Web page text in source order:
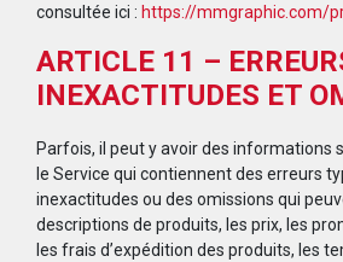
consultée ici : https://mmgraphic.com/
ARTICLE 11 –
INEXACTITUDES ET
Parfois, il peut y avoir des informations
le Service qui contiennent des erreurs
inexactitudes ou des omissions qui
descriptions de produits, les prix, les
les frais d’expédition des produits, les